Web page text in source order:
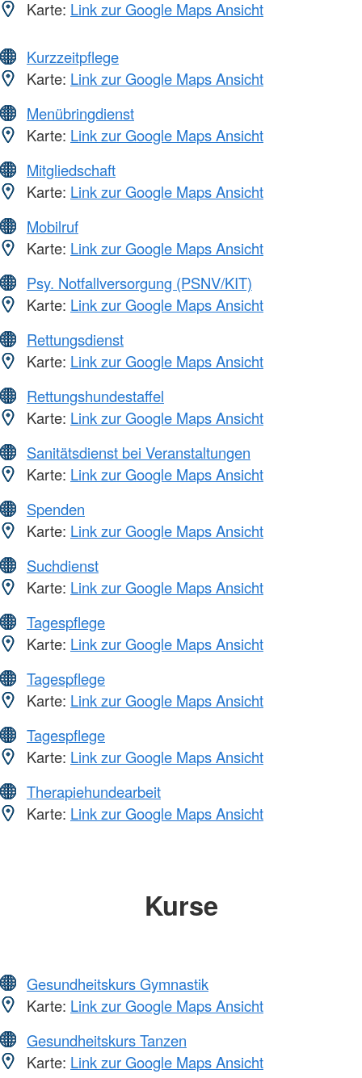
Karte: Link zur Google Maps Ansicht
Kurzzeitpflege
Karte: Link zur Google Maps Ansicht
Menübringdienst
Karte: Link zur Google Maps Ansicht
Mitgliedschaft
Karte: Link zur Google Maps Ansicht
Mobilruf
Karte: Link zur Google Maps Ansicht
Psy. Notfallversorgung (PSNV/KIT)
Karte: Link zur Google Maps Ansicht
Rettungsdienst
Karte: Link zur Google Maps Ansicht
Rettungshundestaffel
Karte: Link zur Google Maps Ansicht
Sanitätsdienst bei Veranstaltungen
Karte: Link zur Google Maps Ansicht
Spenden
Karte: Link zur Google Maps Ansicht
Suchdienst
Karte: Link zur Google Maps Ansicht
Tagespflege
Karte: Link zur Google Maps Ansicht
Tagespflege
Karte: Link zur Google Maps Ansicht
Tagespflege
Karte: Link zur Google Maps Ansicht
Therapiehundearbeit
Karte: Link zur Google Maps Ansicht
Kurse
Gesundheitskurs Gymnastik
Karte: Link zur Google Maps Ansicht
Gesundheitskurs Tanzen
Karte: Link zur Google Maps Ansicht